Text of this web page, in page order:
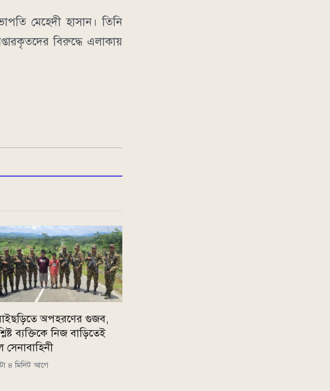
মেহেদী হাসান। তিনি
বিরুদ্ধে এলাকায়
অপহরণের গুজব,
ব্যক্তিকে নিজ বাড়িতেই
সেনাবাহিনী
৪ মিনিট আগে